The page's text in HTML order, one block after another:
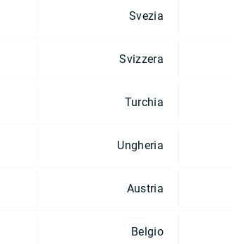
Svezia
Svizzera
Turchia
Ungheria
Austria
Belgio